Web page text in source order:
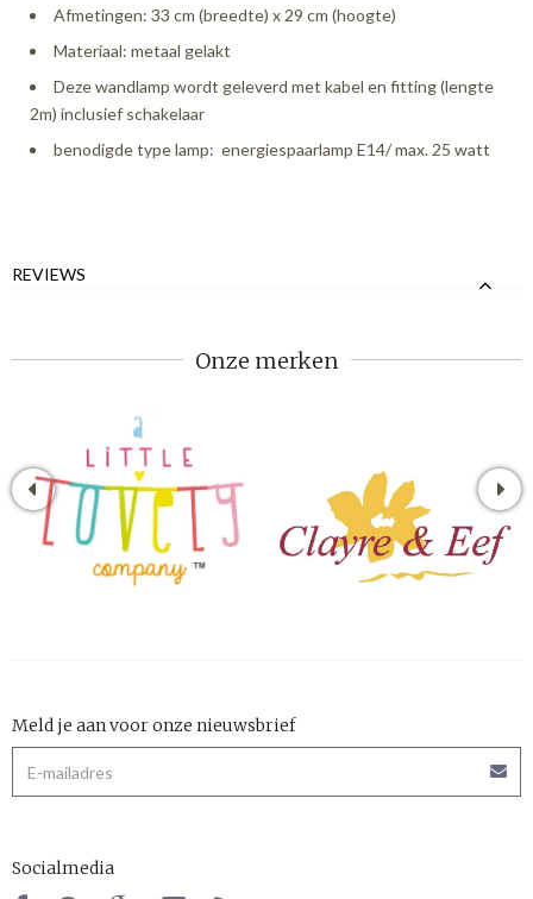
Afmetingen: 33 cm (breedte) x 29 cm (hoogte)
Materiaal: metaal gelakt
Deze wandlamp wordt geleverd met kabel en fitting (lengte
2m) inclusief schakelaar
benodigde type lamp: energiespaarlamp E14/ max. 25 watt
REVIEWS
Onze merken
Meld je aan voor onze nieuwsbrief
Socialmedia